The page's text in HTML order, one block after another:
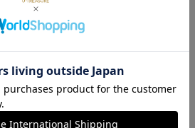
況により変動する場合がございま
いをご選択の場合、ご入金確認後
ますのでご了承ください。